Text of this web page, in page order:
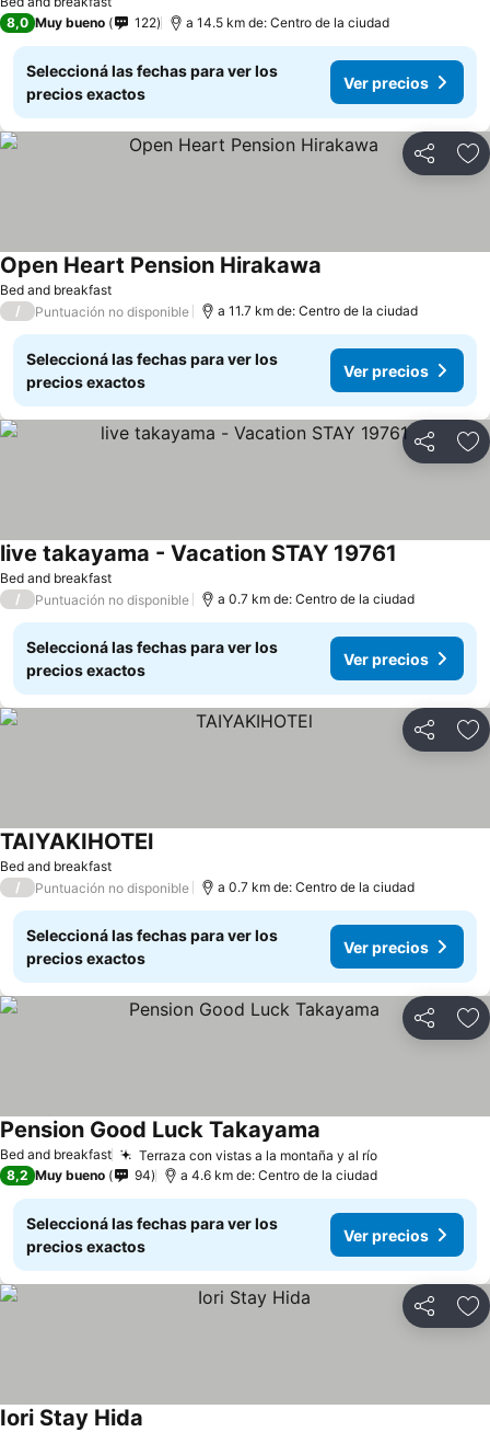
8,0 Muy bueno 122 a 14.5 km de: Centro de la ciudad
Seleccioná las fechas para ver los
precios exactos
Ver precios
Compartir
Bed and breakfast
Open Heart Pension Hirakawa
/ Puntuación no disponible a 11.7 km de: Centro de la ciudad
Seleccioná las fechas para ver los
precios exactos
Ver precios
Compartir
Bed and breakfast
live takayama - Vacation STAY 19761
/ Puntuación no disponible a 0.7 km de: Centro de la ciudad
Seleccioná las fechas para ver los
precios exactos
Ver precios
Compartir
Bed and breakfast
TAIYAKIHOTEl
/ Puntuación no disponible a 0.7 km de: Centro de la ciudad
Seleccioná las fechas para ver los
precios exactos
Ver precios
Compartir
Bed and breakfast Terraza con vistas a la montaña y al río
Pension Good Luck Takayama
8,2 Muy bueno 94 a 4.6 km de: Centro de la ciudad
Seleccioná las fechas para ver los
precios exactos
Ver precios
Compartir
Iori Stay Hida